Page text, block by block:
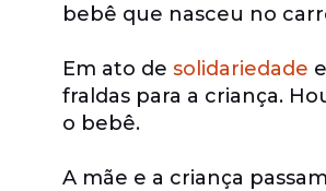
bebê que nasceu no
Em ato de solidariedade
fraldas para a criança.
o bebê.
A mãe e a criança